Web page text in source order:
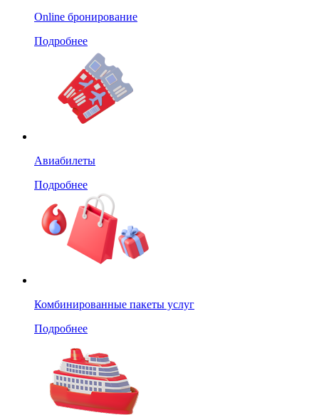
Online бронирование
Подробнее
Авиабилеты
Подробнее
Комбинированные пакеты услуг
Подробнее